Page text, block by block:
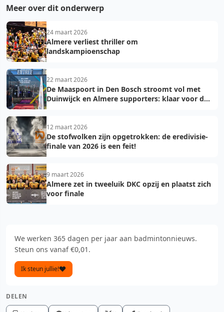
Meer over dit onderwerp
24 maart 2026
Almere verliest thriller om
landskampioenschap
22 maart 2026
De Maaspoort in Den Bosch stroomt vol met
Duinwijck en Almere supporters: klaar voor de
12 maart 2026
De stofwolken zijn opgetrokken: de eredivisie-
finale van 2026 is een feit!
9 maart 2026
Almere zet in tweeluik DKC opzij en plaatst zich
voor finale
We werken 365 dagen per jaar aan badmintonnieuws.
Steun ons vanaf €0,01.
Ik steun jullie!
DELEN